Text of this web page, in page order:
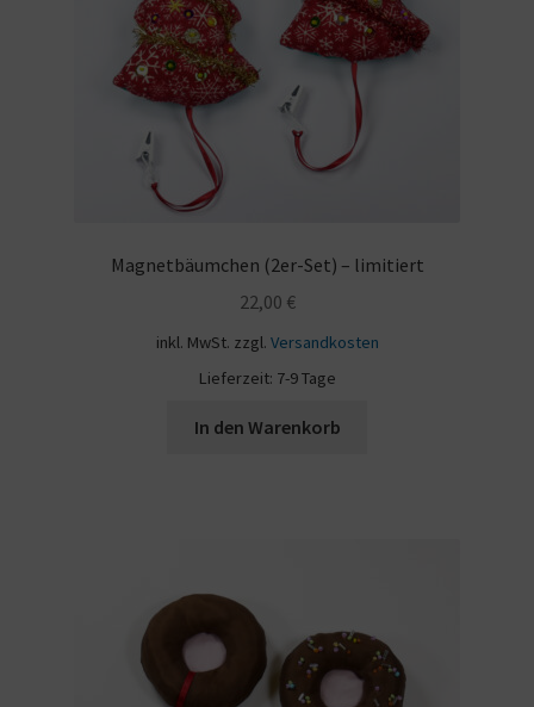
Schlaufenschal
Magnetbäumchen (2er-Set) – limitiert
22,00 €
inkl. MwSt. zzgl. Versandkosten
Lieferzeit: 7-9 Tage
In den Warenkorb